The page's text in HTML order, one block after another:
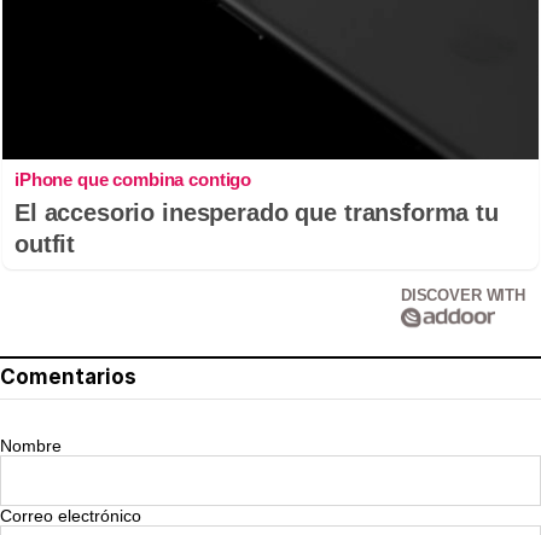
iPhone que combina contigo
El accesorio inesperado que transforma tu
outfit
DISCOVER WITH
Comentarios
Nombre
Correo electrónico